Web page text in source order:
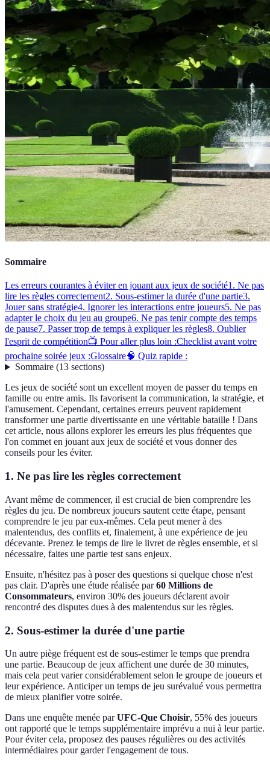
Sommaire
Les erreurs courantes à éviter en jouant aux jeux de société1. Ne pas
lire les règles correctement2. Sous-estimer la durée d'une partie3.
Jouer sans stratégie4. Ignorer les interactions entre joueurs5. Ne pas
adapter le choix du jeu au groupe6. Ne pas tenir compte des temps
de pause7. Passer trop de temps à expliquer les règles8. Oublier
l'esprit de compétition📺 Pour aller plus loin :Checklist avant votre
prochaine soirée jeux :Glossaire🧠 Quiz rapide :
Sommaire(13 sections)
Les jeux de société sont un excellent moyen de passer du temps en
famille ou entre amis. Ils favorisent la communication, la stratégie, et
l'amusement. Cependant, certaines erreurs peuvent rapidement
transformer une partie divertissante en une véritable bataille ! Dans
cet article, nous allons explorer les erreurs les plus fréquentes que
l'on commet en jouant aux jeux de société et vous donner des
conseils pour les éviter.
1. Ne pas lire les règles correctement
Avant même de commencer, il est crucial de bien comprendre les
règles du jeu. De nombreux joueurs sautent cette étape, pensant
comprendre le jeu par eux-mêmes. Cela peut mener à des
malentendus, des conflits et, finalement, à une expérience de jeu
décevante. Prenez le temps de lire le livret de règles ensemble, et si
nécessaire, faites une partie test sans enjeux.
Ensuite, n'hésitez pas à poser des questions si quelque chose n'est
pas clair. D'après une étude réalisée par60 Millions de
Consommateurs, environ 30% des joueurs déclarent avoir
rencontré des disputes dues à des malentendus sur les règles.
2. Sous-estimer la durée d'une partie
Un autre piège fréquent est de sous-estimer le temps que prendra
une partie. Beaucoup de jeux affichent une durée de 30 minutes,
mais cela peut varier considérablement selon le groupe de joueurs et
leur expérience. Anticiper un temps de jeu surévalué vous permettra
de mieux planifier votre soirée.
Dans une enquête menée parUFC-Que Choisir, 55% des joueurs
ont rapporté que le temps supplémentaire imprévu a nui à leur partie.
Pour éviter cela, proposez des pauses régulières ou des activités
intermédiaires pour garder l'engagement de tous.